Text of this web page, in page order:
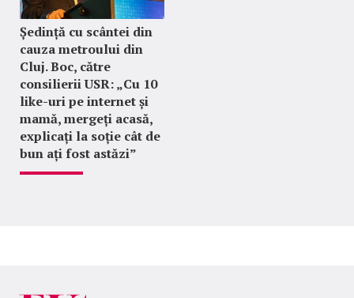
Ședință cu scântei din
cauza metroului din
Cluj. Boc, către
consilierii USR: „Cu 10
like-uri pe internet și
mamă, mergeți acasă,
explicați la soție cât de
bun ați fost astăzi”